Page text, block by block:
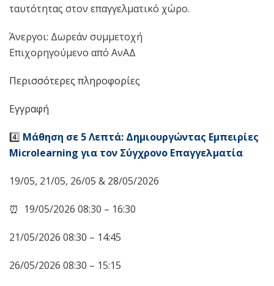
ταυτότητας στον επαγγελματικό χώρο.
Άνεργοι: Δωρεάν συμμετοχή
Επιχορηγούμενο από ΑνΑΔ
Περισσότερες πληροφορίες
Εγγραφή
4️⃣ Μάθηση σε 5 Λεπτά: Δημιουργώντας Εμπειρίες
Microlearning για τον Σύγχρονο Επαγγελματία
19/05, 21/05, 26/05 & 28/05/2026
⏰ 19/05/2026 08:30 – 16:30
21/05/2026 08:30 – 14:45
26/05/2026 08:30 – 15:15